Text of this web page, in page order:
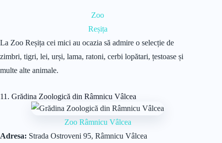
Zoo
Reșița
La Zoo Reșița cei mici au ocazia să admire o selecție de
zimbri, tigri, lei, urși, lama, ratoni, cerbi lopătari, țestoase și
multe alte animale.
11. Grădina Zoologică din Râmnicu Vâlcea
Zoo Râmnicu Vâlcea
Adresa: Strada Ostroveni 95, Râmnicu Vâlcea